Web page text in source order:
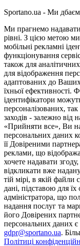
Sportano.ua - Ми
Ми прагнемо
рівні. З цією метою
мобільні рекламні
функціонування
також для
для відображення
адаптованих до
їхньої ефективності.
ідентифікатори
персоналізованих,
заходів - залежно
«Прийняти все», Ви
персональних даних
її Довіреними
реклами, що
хочете надавати
відкликати вже
тій мірі, в якій файли
дані, підставою для
адміністратора, що
надання послуг та
його Довірених
персональних даних
gdpr@sportano.ua.
Політиці